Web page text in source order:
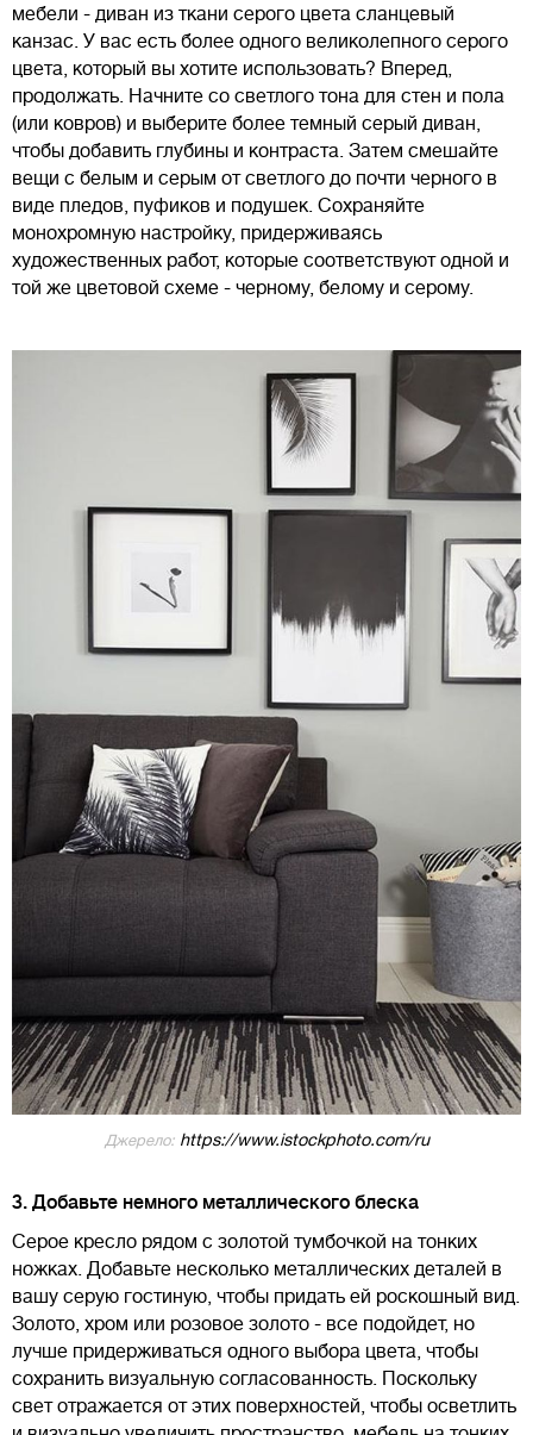
мебели - диван из ткани серого цвета сланцевый
канзас. У вас есть более одного великолепного серого
цвета, который вы хотите использовать? Вперед,
продолжать. Начните со светлого тона для стен и пола
(или ковров) и выберите более темный серый диван,
чтобы добавить глубины и контраста. Затем смешайте
вещи с белым и серым от светлого до почти черного в
виде пледов, пуфиков и подушек. Сохраняйте
монохромную настройку, придерживаясь
художественных работ, которые соответствуют одной и
той же цветовой схеме - черному, белому и серому.
Джерело:https://www.istockphoto.com/ru
3. Добавьте немного металлического блеска
Серое кресло рядом с золотой тумбочкой на тонких
ножках. Добавьте несколько металлических деталей в
вашу серую гостиную, чтобы придать ей роскошный вид.
Золото, хром или розовое золото - все подойдет, но
лучше придерживаться одного выбора цвета, чтобы
сохранить визуальную согласованность. Поскольку
свет отражается от этих поверхностей, чтобы осветлить